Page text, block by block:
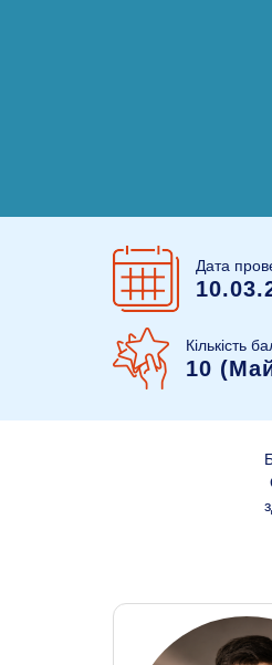
Дата
Кількість
10